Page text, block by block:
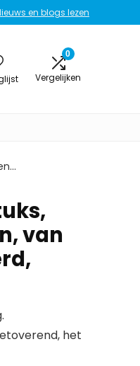
en blogs lezen
0
Vergelijken
van
het